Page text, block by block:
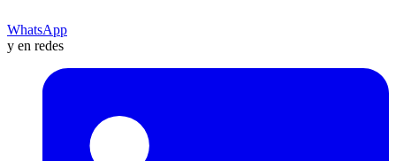
WhatsApp
y en redes